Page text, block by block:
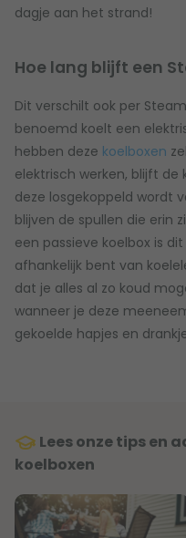
dagje aan het strand!
Hoe lang blijft een
Dit verschilt ook per
benoemd koelt een
hebben deze koelboxen
elektrisch werken, blijft
deze losgekoppeld wordt
blijven de spullen die erin
een passieve koelbox is
afhankelijk bent van
dat je alles al zo koud
wanneer je deze
gekoelde hapjes en
Lees onze tips en
koelboxen